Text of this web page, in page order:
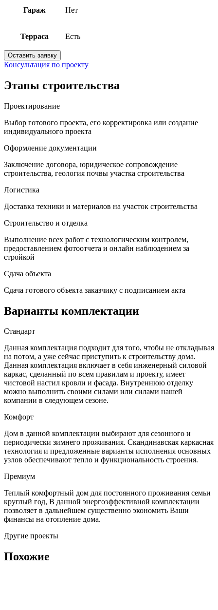
Гараж Нет
Терраса Есть
Оставить заявку
Консультация по проекту
Этапы строительства
Проектирование
Выбор готового проекта, его корректировка или создание
индивидуального проекта
Оформление документации
Заключение договора, юридическое сопровождение
строительства, геология почвы участка строительства
Логистика
Доставка техники и материалов на участок строительства
Строительство и отделка
Выполнение всех работ с технологическим контролем,
предоставлением фотоотчета и онлайн наблюдением за
стройкой
Сдача объекта
Сдача готового объекта заказчику с подписанием акта
Варианты комплектации
Стандарт
Данная комплектация подходит для того, чтобы не откладывая
на потом, а уже сейчас приступить к строительству дома.
Данная комплектация включает в себя инженерный силовой
каркас, сделанный по всем правилам и проекту, имеет
чистовой настил кровли и фасада. Внутреннюю отделку
можно выполнить своими силами или силами нашей
компании в следующем сезоне.
Комфорт
Дом в данной комплектации выбирают для сезонного и
периодически зимнего проживания. Скандинавская каркасная
технология и предложенные варианты исполнения основных
узлов обеспечивают тепло и функциональность строения.
Премиум
Теплый комфортный дом для постоянного проживания семьи
круглый год, В данной энергоэффективной комплектации
позволяет в дальнейшем существенно экономить Ваши
финансы на отопление дома.
Другие проекты
Похожие